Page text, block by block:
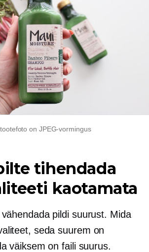
on JPEG-vormingus
tihendada
kaotamata
pildi suurust. Mida
seda suurem on
väiksem on faili suurus.